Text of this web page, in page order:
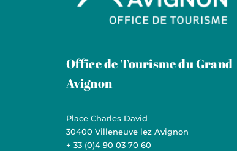
Office de Tourisme du Grand
Avignon
Place Charles David
30400 Villeneuve lez Avignon
+ 33 (0)4 90 03 70 60